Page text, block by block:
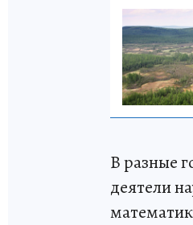
В разные
деятели